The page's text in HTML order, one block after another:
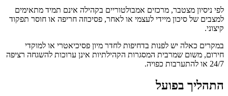
לפי ניסיון מצטבר, מרכזים אמבולטוריים בקהילה אינם תמיד מתאימים
למצבים של סיכון מיידי לעצמי או לאחר, פסיכוזה חריפה או חוסר תפקוד
קיצוני.
במקרים כאלה יש לפנות בדחיפות לחדר מיון פסיכיאטרי או למוקדי
חירום, משום שמרבית המסגרות הקהילתיות אינן ערוכות להשגחה רציפה
24/7 או להתערבות כפויה.
התהליך בפועל